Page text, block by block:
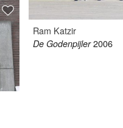
Ram Katzir
De Godenpijler 2006